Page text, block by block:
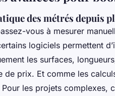
des métrés depuis
vous à mesurer
logiciels permettent
les surfaces,
de prix. Et comme les
Pour les projets complexes,